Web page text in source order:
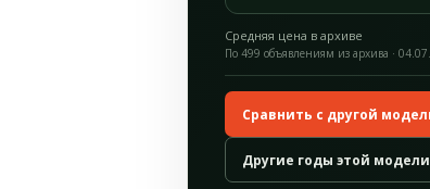
Средняя цена в архиве
По 499 объявлениям из архива ·
Сравнить с другой
Другие годы этой модели